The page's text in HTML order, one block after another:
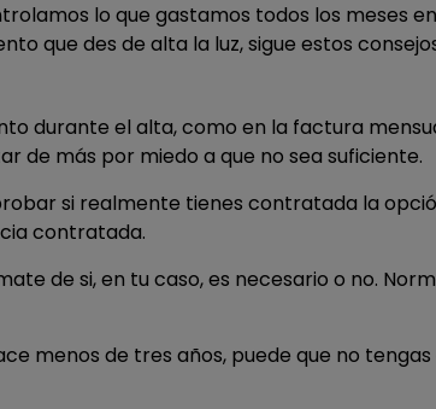
lo que gastamos todos los meses
que des de alta la luz, sigue estos
durante el alta, como en la factura
de más por miedo a que no sea suficiente.
si realmente tienes contratada la
contratada.
de si, en tu caso, es necesario o no.
menos de tres años, puede que no